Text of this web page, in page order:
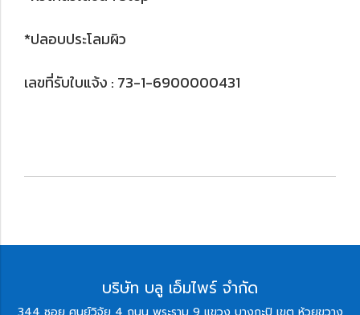
*ปลอบประโลมผิว
เลขที่รับใบแจ้ง : 73-1-6900000431
บริษัท บลู เอ็มไพร์ จำกัด